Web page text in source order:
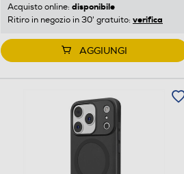
Acquisto online: disponibile
Ritiro in negozio in 30' gratuito: verifica
AGGIUNGI